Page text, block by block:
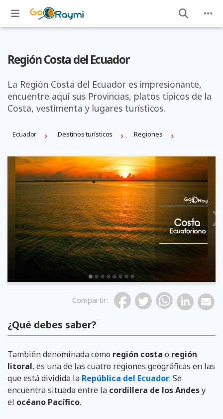
Región Costa del Ecuador
La Región Costa del Ecuador es impresionante,
encuentre aquí sus Provincias, platos típicos de la
Costa, vestimenta y lugares turísticos.
Ecuador Destinos turísticos Regiones
Previous
Compartir:
¿Qué debes saber?
También denominada como región costa o región
litoral, es una de las cuatro regiones geográficas en las
que está dividida la República del Ecuador. Se
encuentra situada entre la cordillera de los Andesy
el océano Pacífico.